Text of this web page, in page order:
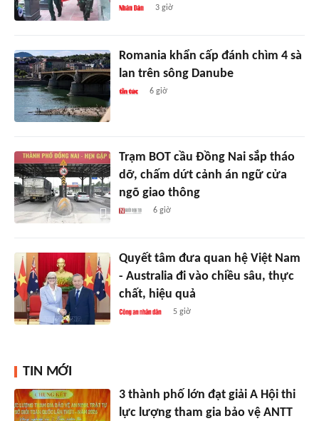
3 giờ
Romania khẩn cấp đánh chìm 4 sà
lan trên sông Danube
6 giờ
Trạm BOT cầu Đồng Nai sắp tháo
dỡ, chấm dứt cảnh án ngữ cửa
ngõ giao thông
6 giờ
Quyết tâm đưa quan hệ Việt Nam
- Australia đi vào chiều sâu, thực
chất, hiệu quả
5 giờ
TIN MỚI
3 thành phố lớn đạt giải A Hội thi
lực lượng tham gia bảo vệ ANTT